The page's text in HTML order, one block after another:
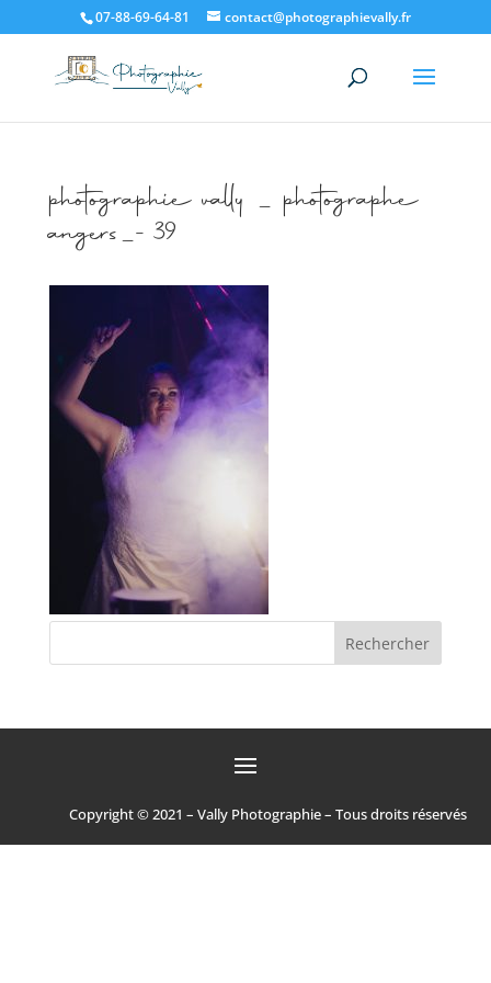
07-88-69-64-81 contact@photographievally.fr
photographie vally _ photographe
angers_-39
Copyright © 2021 – Vally Photographie – Tous droits réservés